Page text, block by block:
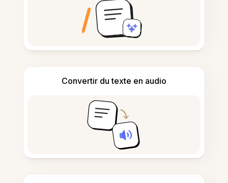
Convertir du texte en audio